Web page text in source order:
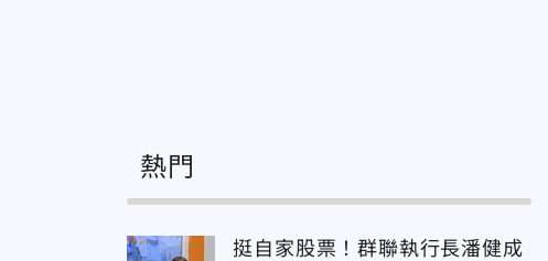
熱門
挺自家股票！群聯執行長潘健成